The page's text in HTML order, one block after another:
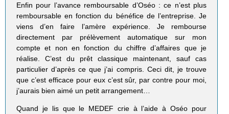
Enfin pour l’avance remboursable d’Oséo : ce n’est plus
remboursable en fonction du bénéfice de l’entreprise. Je
viens d’en faire l’amère expérience. Je rembourse
directement par prélèvement automatique sur mon
compte et non en fonction du chiffre d’affaires que je
réalise. C’est du prêt classique maintenant, sauf cas
particulier d’après ce que j’ai compris. Ceci dit, je trouve
que c’est efficace pour eux c’est sûr, par contre pour moi,
j’aurais bien aimé un petit arrangement…
Quand je lis que le MEDEF crie à l’aide à Oséo pour